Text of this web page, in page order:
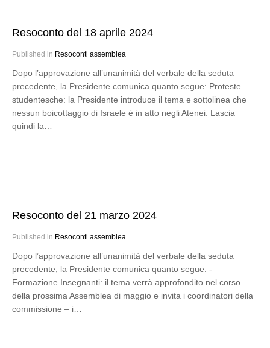
Resoconto del 18 aprile 2024
Published in Resoconti assemblea
Dopo l’approvazione all’unanimità del verbale della seduta
precedente, la Presidente comunica quanto segue: Proteste
studentesche: la Presidente introduce il tema e sottolinea che
nessun boicottaggio di Israele è in atto negli Atenei. Lascia
quindi la…
Resoconto del 21 marzo 2024
Published in Resoconti assemblea
Dopo l’approvazione all’unanimità del verbale della seduta
precedente, la Presidente comunica quanto segue: -
Formazione Insegnanti: il tema verrà approfondito nel corso
della prossima Assemblea di maggio e invita i coordinatori della
commissione – i…